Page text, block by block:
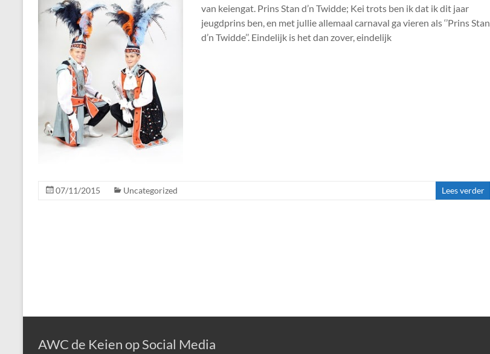
van keiengat. Prins Stan d’n Twidde; Kei trots ben ik dat ik dit jaar
jeugdprins ben, en met jullie allemaal carnaval ga vieren als ‘’Prins Stan
d’n Twidde’’. Eindelijk is het dan zover, eindelijk
07/11/2015 Uncategorized Lees verder
AWC de Keien op Social Media